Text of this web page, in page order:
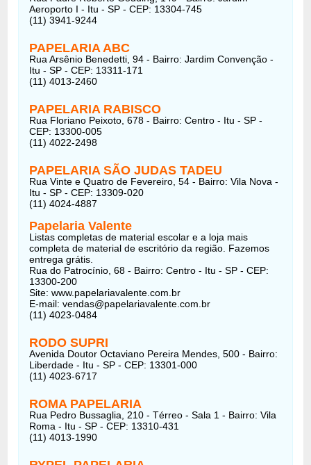
Aeroporto I - Itu - SP - CEP: 13304-745
(11) 3941-9244
PAPELARIA ABC
Rua Arsênio Benedetti, 94 - Bairro: Jardim Convenção -
Itu - SP - CEP: 13311-171
(11) 4013-2460
PAPELARIA RABISCO
Rua Floriano Peixoto, 678 - Bairro: Centro - Itu - SP -
CEP: 13300-005
(11) 4022-2498
PAPELARIA SÃO JUDAS TADEU
Rua Vinte e Quatro de Fevereiro, 54 - Bairro: Vila Nova -
Itu - SP - CEP: 13309-020
(11) 4024-4887
Papelaria Valente
Listas completas de material escolar e a loja mais
completa de material de escritório da região. Fazemos
entrega grátis.
Rua do Patrocínio, 68 - Bairro: Centro - Itu - SP - CEP:
13300-200
Site: www.papelariavalente.com.br
E-mail: vendas@papelariavalente.com.br
(11) 4023-0484
RODO SUPRI
Avenida Doutor Octaviano Pereira Mendes, 500 - Bairro:
Liberdade - Itu - SP - CEP: 13301-000
(11) 4023-6717
ROMA PAPELARIA
Rua Pedro Bussaglia, 210 - Térreo - Sala 1 - Bairro: Vila
Roma - Itu - SP - CEP: 13310-431
(11) 4013-1990